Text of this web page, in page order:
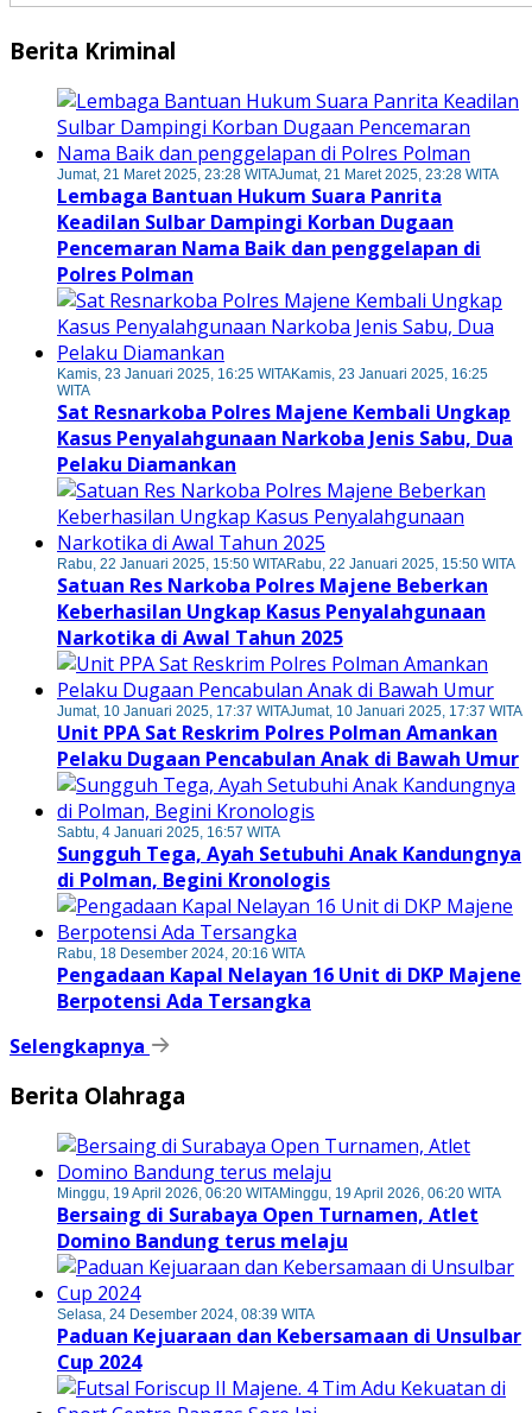
Berita Kriminal
Jumat, 21 Maret 2025, 23:28 WITAJumat, 21 Maret 2025, 23:28 WITA
Lembaga Bantuan Hukum Suara Panrita
Keadilan Sulbar Dampingi Korban Dugaan
Pencemaran Nama Baik dan penggelapan di
Polres Polman
Kamis, 23 Januari 2025, 16:25 WITAKamis, 23 Januari 2025, 16:25
WITA
Sat Resnarkoba Polres Majene Kembali Ungkap
Kasus Penyalahgunaan Narkoba Jenis Sabu, Dua
Pelaku Diamankan
Rabu, 22 Januari 2025, 15:50 WITARabu, 22 Januari 2025, 15:50 WITA
Satuan Res Narkoba Polres Majene Beberkan
Keberhasilan Ungkap Kasus Penyalahgunaan
Narkotika di Awal Tahun 2025
Jumat, 10 Januari 2025, 17:37 WITAJumat, 10 Januari 2025, 17:37 WITA
Unit PPA Sat Reskrim Polres Polman Amankan
Pelaku Dugaan Pencabulan Anak di Bawah Umur
Sabtu, 4 Januari 2025, 16:57 WITA
Sungguh Tega, Ayah Setubuhi Anak Kandungnya
di Polman, Begini Kronologis
Rabu, 18 Desember 2024, 20:16 WITA
Pengadaan Kapal Nelayan 16 Unit di DKP Majene
Berpotensi Ada Tersangka
Selengkapnya
Berita Olahraga
Minggu, 19 April 2026, 06:20 WITAMinggu, 19 April 2026, 06:20 WITA
Bersaing di Surabaya Open Turnamen, Atlet
Domino Bandung terus melaju
Selasa, 24 Desember 2024, 08:39 WITA
Paduan Kejuaraan dan Kebersamaan di Unsulbar
Cup 2024